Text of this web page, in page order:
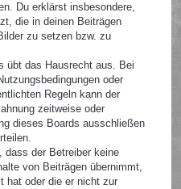
Du erklärst insbesondere,
die in deinen Beiträgen
zu setzen bzw. zu
übt das Hausrecht aus. Bei
oder
Regeln kann der
zeitweise oder
dieses Boards ausschließen
dass der Betreiber keine
von Beiträgen übernimmt,
hat oder die er nicht zur